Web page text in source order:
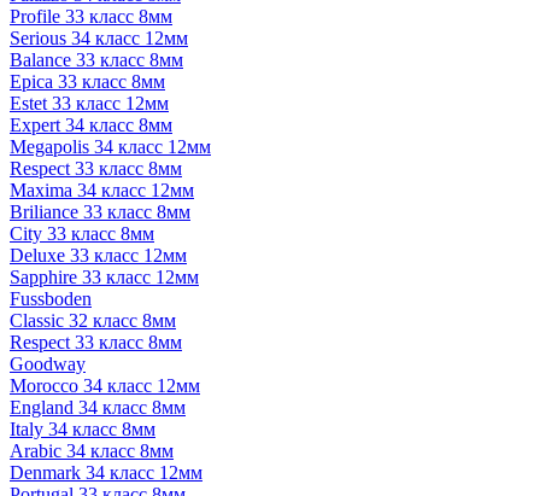
Profile 33 класс 8мм
Serious 34 класс 12мм
Balance 33 класс 8мм
Epica 33 класс 8мм
Estet 33 класс 12мм
Expert 34 класс 8мм
Megapolis 34 класс 12мм
Respect 33 класс 8мм
Maxima 34 класс 12мм
Briliance 33 класс 8мм
City 33 класс 8мм
Deluxe 33 класс 12мм
Sapphire 33 класс 12мм
Fussboden
Classic 32 класс 8мм
Respect 33 класс 8мм
Goodway
Morocco 34 класс 12мм
England 34 класс 8мм
Italy 34 класс 8мм
Arabic 34 класс 8мм
Denmark 34 класс 12мм